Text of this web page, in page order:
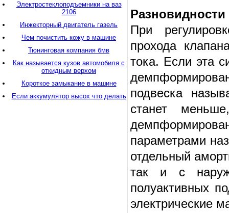
Разновидности
При
прохода
тока. Если эта
подвеска
станет
параметрами
отдельный
так и с
полуактивных
электрические
Электростеклоподъемники на ваз
2106
Инжекторный двигатель газель
Чем почистить кожу в машине
Тюнинговая компания бмв
Как называется кузов автомобиля с
откидным верхом
Короткое замыкание в машине
Если аккумулятор высох что делать